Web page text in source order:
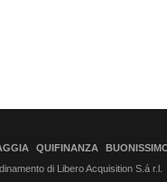
QUIFINANZA
di Libero Acquisition S.á r.l.